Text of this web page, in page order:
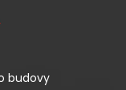
budovy